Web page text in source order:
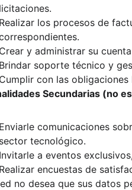
licitaciones.
Realizar los procesos de
Crear y administrar su
Brindar soporte técnico y
Cumplir con las
Secundarias (no
Enviarle comunicaciones
sector tecnológico.
Invitarle a eventos
Realizar encuestas de
no desea que sus datos